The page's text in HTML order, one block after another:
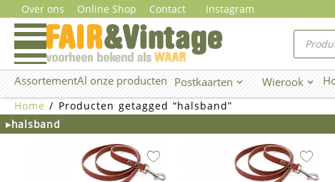
naar
inhoud
Over ons Online Shop Contact Instagram
zoeken
AssortementAl onze producten Postkaarten Open Postkaarten
Wierook Open
Home / Producten getagged “halsband”
▸halsband